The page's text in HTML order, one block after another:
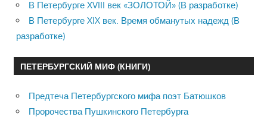
В Петербурге XVIII век «ЗОЛОТОЙ» (В разработке)
В Петербурге XIX век. Время обманутых надежд (В
разработке)
ПЕТЕРБУРГСКИЙ МИФ (КНИГИ)
Предтеча Петербургского мифа поэт Батюшков
Пророчества Пушкинского Петербурга